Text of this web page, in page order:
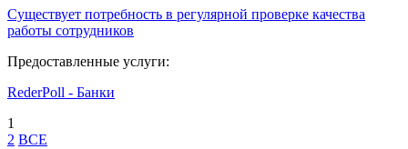
Существует потребность в регулярной проверке качества
работы сотрудников
Предоставленные услуги:
RederPoll - Банки
1
2 ВСЕ